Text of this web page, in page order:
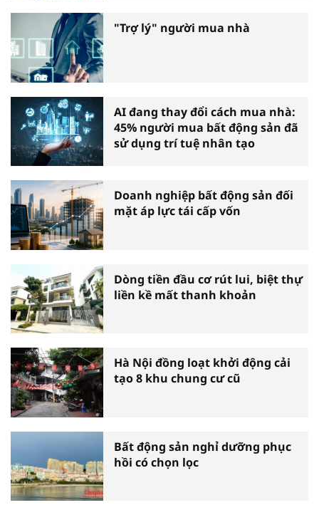
"Trợ lý" người mua nhà
AI đang thay đổi cách mua nhà:
45% người mua bất động sản đã
sử dụng trí tuệ nhân tạo
Doanh nghiệp bất động sản đối
mặt áp lực tái cấp vốn
Dòng tiền đầu cơ rút lui, biệt thự
liền kề mất thanh khoản
Hà Nội đồng loạt khởi động cải
tạo 8 khu chung cư cũ
Bất động sản nghỉ dưỡng phục
hồi có chọn lọc